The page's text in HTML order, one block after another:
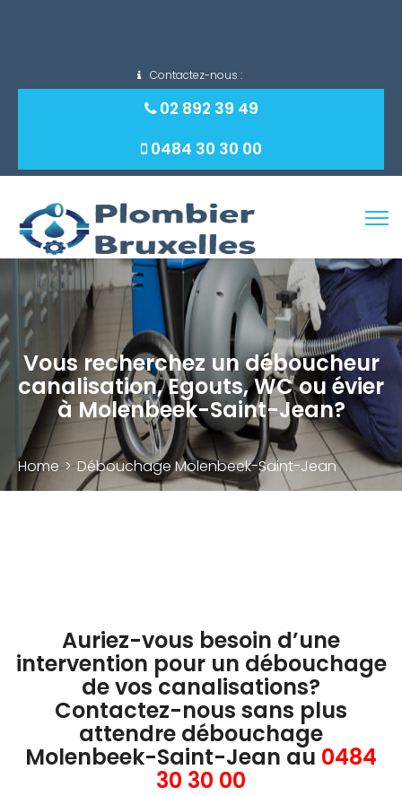
Contactez-nous :
02 892 39 49
0484 30 30 00
Rechercher :
Home > Débouchage Molenbeek-Saint-Jean
Vous recherchez un déboucheur
canalisation, Egouts, WC ou évier
à Molenbeek-Saint-Jean?
Auriez-vous besoin d’une
intervention pour un débouchage
de vos canalisations?
Contactez-nous sans plus
attendre débouchage
Molenbeek-Saint-Jean au 0484
30 30 00